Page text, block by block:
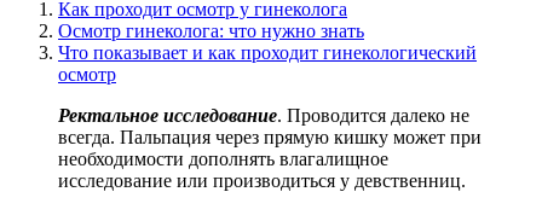
Как проходит осмотр у гинеколога
Осмотр гинеколога: что нужно знать
Что показывает и как проходит гинекологический
осмотр
Ректальное исследование. Проводится далеко не
всегда. Пальпация через прямую кишку может при
необходимости дополнять влагалищное
исследование или производиться у девственниц.